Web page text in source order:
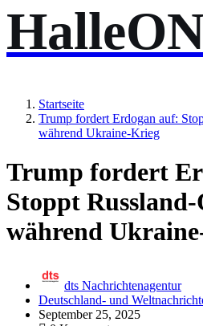
Startseite
Trump fordert Erdogan auf:
während Ukraine-Krieg
Trump fordert
Stoppt
während
dts Nachrichtenagentur
Deutschland- und
September 25, 2025